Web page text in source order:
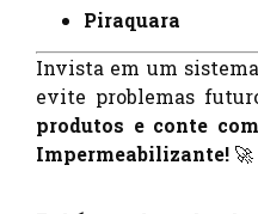
Piraquara
Invista em um
evite problemas
produtos e conte
Impermeabilizante! 🚀